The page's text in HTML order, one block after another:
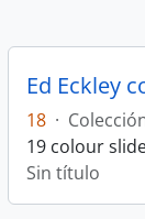
Ed Eckley
18 ·
19 colour
Sin título